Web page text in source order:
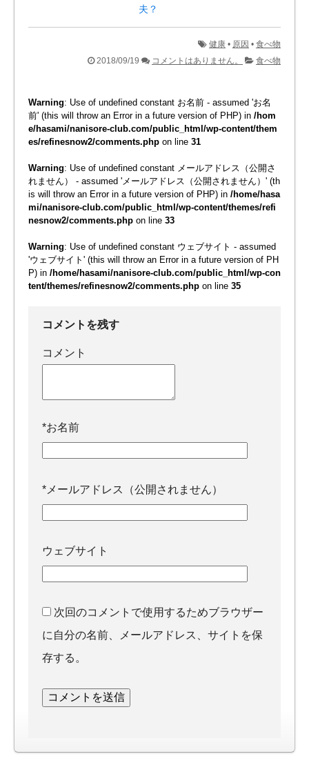
夫？
健康 • 原因 • 食べ物
2018/09/19
コメントはありません。 食べ物
Warning: Use of undefined constant お名前 - assumed 'お名
前' (this will throw an Error in a future version of PHP) in /hom
e/hasami/nanisore-club.com/public_html/wp-content/them
es/refinesnow2/comments.php on line 31
Warning: Use of undefined constant メールアドレス（公開さ
れません） - assumed 'メールアドレス（公開されません）' (th
is will throw an Error in a future version of PHP) in /home/hasa
mi/nanisore-club.com/public_html/wp-content/themes/refi
nesnow2/comments.php on line 33
Warning: Use of undefined constant ウェブサイト - assumed
'ウェブサイト' (this will throw an Error in a future version of PH
P) in /home/hasami/nanisore-club.com/public_html/wp-con
tent/themes/refinesnow2/comments.php on line 35
コメントを残す
コメント
*お名前
* メールアドレス（公開されません）
ウェブサイト
次回のコメントで使用するためブラウザー
に自分の名前、メールアドレス、サイトを保
存する。